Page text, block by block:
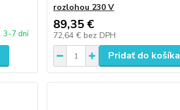
3-7 dní
rozlohou 230 V
89,35 €
72,64 € bez DPH
Pridať do košíka